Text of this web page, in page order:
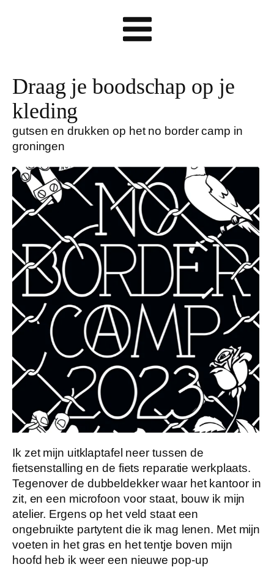
Draag je boodschap op je
kleding
gutsen en drukken op het no border camp in
groningen
Ik zet mijn uitklaptafel neer tussen de
fietsenstalling en de fiets reparatie werkplaats.
Tegenover de dubbeldekker waar het kantoor in
zit, en een microfoon voor staat, bouw ik mijn
atelier. Ergens op het veld staat een
ongebruikte partytent die ik mag lenen. Met mijn
voeten in het gras en het tentje boven mijn
hoofd heb ik weer een nieuwe pop-up